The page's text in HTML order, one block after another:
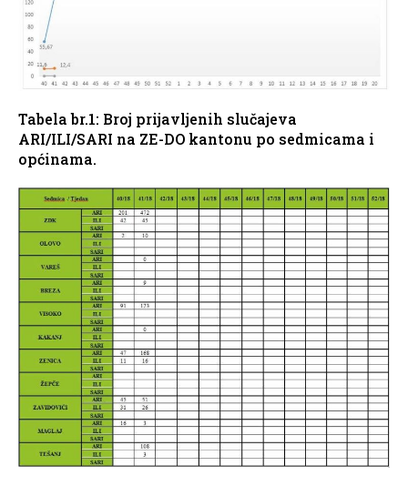
Tabela br.1: Broj prijavljenih slučajeva
ARI/ILI/SARI na ZE-DO kantonu po sedmicama i
općinama.